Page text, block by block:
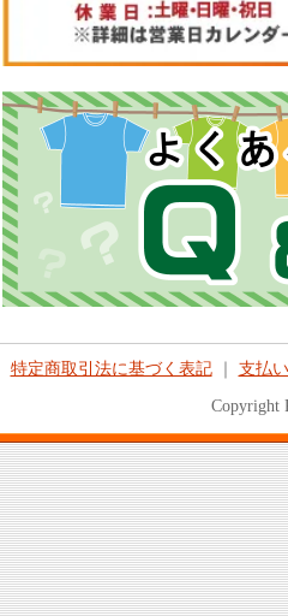
特定商取引法に基づく表記｜ 支払
Copyright